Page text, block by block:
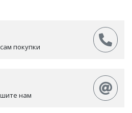
покупки
нам